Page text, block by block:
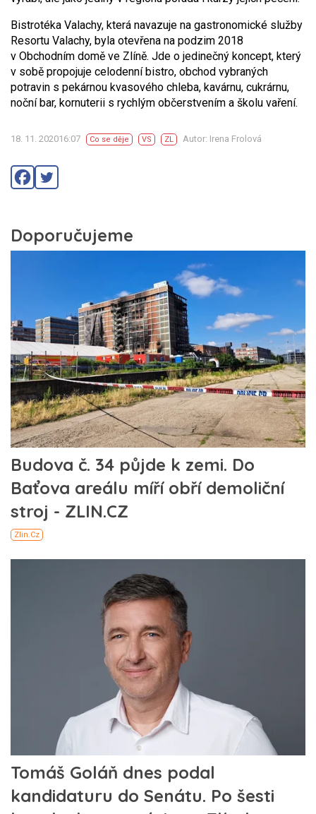
Bistrotéka Valachy, která navazuje na gastronomické služby
Resortu Valachy, byla otevřena na podzim 2018
v Obchodním domě ve Zlíně. Jde o jedinečný koncept, který
v sobě propojuje celodenní bistro, obchod vybraných
potravin s pekárnou kvasového chleba, kavárnu, cukrárnu,
noční bar, kornuterii s rychlým občerstvením a školu vaření.
18. 11. 202016:07 Co se děje VS ZL Autor: Irena Frolová